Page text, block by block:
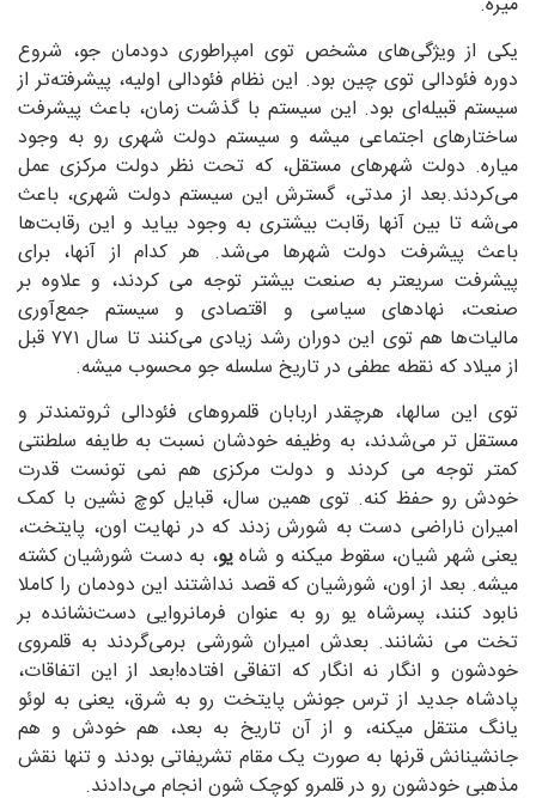
یکی از ویژگی‌های مشخص توی امپراطوری دودمان جو، شروع
دوره فئودالی توی چین بود. این نظام فئودالی اولیه، پیشرفته‌تر از
سیستم قبیله‌ای بود. این سیستم با گذشت زمان، باعث پیشرفت
ساختارهای اجتماعی میشه و سیستم دولت شهری رو به وجود
میاره. دولت شهرهای مستقل، که تحت نظر دولت مرکزی عمل
می‌کردند.بعد از مدتی، گسترش این سیستم دولت شهری، باعث
می‌شه تا بین آنها رقابت بیشتری به وجود بیاید و این رقابت‌ها
باعث پیشرفت دولت شهرها می‌شد. هر کدام از آنها، برای
پیشرفت سریعتر به صنعت بیشتر توجه می کردند، و علاوه بر
صنعت، نهادهای سیاسی و اقتصادی و سیستم جمع‌آوری
مالیات‌ها هم توی این دوران رشد زیادی می‌کنند تا سال ۷۷۱ قبل
از میلاد که نقطه عطفی در تاریخ سلسله جو محسوب میشه.
توی این سالها، هرچقدر اربابان قلمروهای فئودالی ثروتمندتر و
مستقل تر می‌شدند، به وظیفه خودشان نسبت به طایفه سلطنتی
کمتر توجه می کردند و دولت مرکزی هم نمی تونست قدرت
خودش رو حفظ کنه. توی همین سال، قبایل کوچ نشین با کمک
امیران ناراضی دست به شورش زدند که در نهایت اون، پایتخت،
یعنی شهر شیان، سقوط میکنه و شاهیو، به دست شورشیان کشته
میشه. بعد از اون، شورشیان که قصد نداشتند این دودمان را کاملا
نابود کنند، پسرشاه یو رو به عنوان فرمانروایی دست‌نشانده بر
تخت می نشانند. بعدش امیران شورشی برمی‌گردند به قلمروی
خودشون و انگار نه انگار که اتفاقی افتاده!بعد از این اتفاقات،
پادشاه جدید از ترس جونش پایتخت رو به شرق، یعنی به لوئو
یانگ منتقل میکنه، و از آن تاریخ به بعد، هم خودش و هم
جانشینانش قرنها به صورت یک مقام تشریفاتی بودند و تنها نقش
مذهبی خودشون رو در قلمرو کوچک شون انجام می‌دادند.